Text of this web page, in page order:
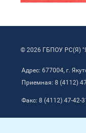
© 2026 ГБПОУ РС(Я)
Адрес: 677004, г.
Приемная: 8 (4112)
Факс: 8 (4112) 47-42-31